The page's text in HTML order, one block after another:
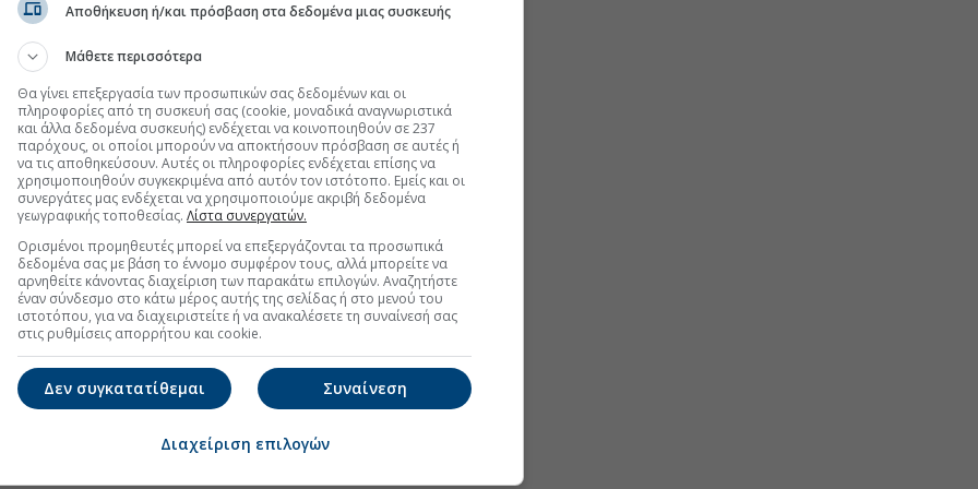
Αποθήκευση ή/και πρόσβαση στα δεδομένα μιας συσκευής
Μάθετε περισσότερα
Θα γίνει επεξεργασία των προσωπικών σας δεδομένων και οι
πληροφορίες από τη συσκευή σας (cookie, μοναδικά αναγνωριστικά
και άλλα δεδομένα συσκευής) ενδέχεται να κοινοποιηθούν σε 237
παρόχους, οι οποίοι μπορούν να αποκτήσουν πρόσβαση σε αυτές ή
να τις αποθηκεύσουν. Αυτές οι πληροφορίες ενδέχεται επίσης να
χρησιμοποιηθούν συγκεκριμένα από αυτόν τον ιστότοπο. Εμείς και οι
συνεργάτες μας ενδέχεται να χρησιμοποιούμε ακριβή δεδομένα
γεωγραφικής τοποθεσίας. Λίστα συνεργατών.
Ορισμένοι προμηθευτές μπορεί να επεξεργάζονται τα προσωπικά
δεδομένα σας με βάση το έννομο συμφέρον τους, αλλά μπορείτε να
αρνηθείτε κάνοντας διαχείριση των παρακάτω επιλογών. Αναζητήστε
έναν σύνδεσμο στο κάτω μέρος αυτής της σελίδας ή στο μενού του
ιστοτόπου, για να διαχειριστείτε ή να ανακαλέσετε τη συναίνεσή σας
στις ρυθμίσεις απορρήτου και cookie.
Συναίνεση
Δεν συγκατατίθεμαι
Διαχείριση επιλογών